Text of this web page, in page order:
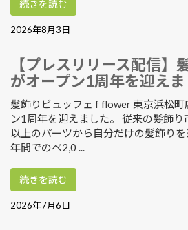
続きを読む
2026年8月3日
【プレスリリース配信】
がオープン1周年を迎え
髪飾りビュッフェ f flower 東京浜松
ン1周年を迎えました。 従来の髪飾
以上のパーツから自分だけの髪飾り
年間でのべ2,0 ...
続きを読む
2026年7月6日